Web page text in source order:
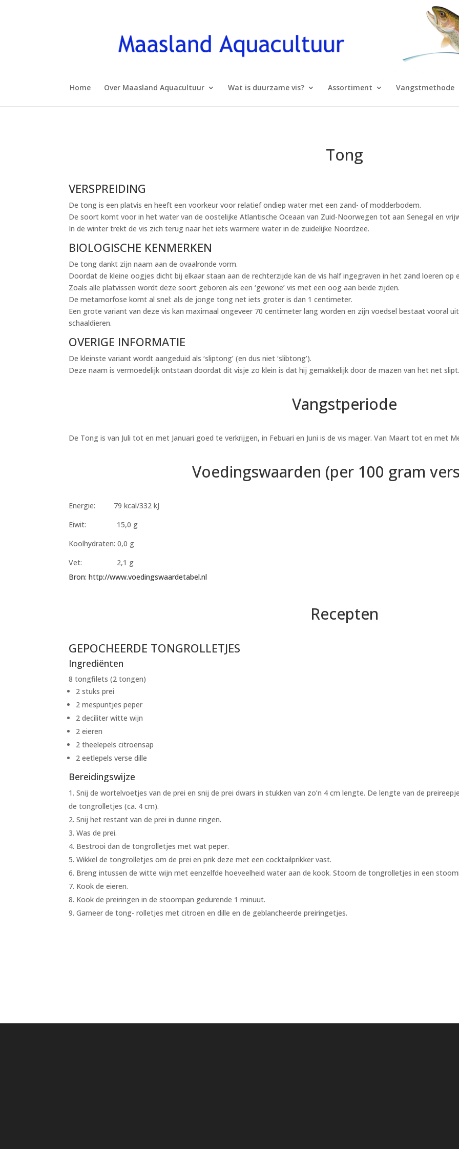
Home Over Maasland Aquacultuur Wat is duurzame vis? Assortiment Vangstmethode
Tong
VERSPREIDING
De tong is een platvis en heeft een voorkeur voor relatief ondiep water met een zand- of modderbodem.
De soort komt voor in het water van de oostelijke Atlantische Oceaan van Zuid-Noorwegen tot aan Senegal en
In de winter trekt de vis zich terug naar het iets warmere water in de zuidelijke Noordzee.
BIOLOGISCHE KENMERKEN
De tong dankt zijn naam aan de ovaalronde vorm.
Doordat de kleine oogjes dicht bij elkaar staan aan de rechterzijde kan de vis half ingegraven in het zand loeren op
Zoals alle platvissen wordt deze soort geboren als een ‘gewone’ vis met een oog aan beide zijden.
De metamorfose komt al snel: als de jonge tong net iets groter is dan 1 centimeter.
Een grote variant van deze vis kan maximaal ongeveer 70 centimeter lang worden en zijn voedsel bestaat vooral
schaaldieren.
OVERIGE INFORMATIE
De kleinste variant wordt aangeduid als ‘sliptong’ (en dus niet ‘slibtong’).
Deze naam is vermoedelijk ontstaan doordat dit visje zo klein is dat hij gemakkelijk door de mazen van het net
Vangstperiode
De Tong is van Juli tot en met Januari goed te verkrijgen, in Febuari en Juni is de vis mager. Van Maart tot en met
Voedingswaarden (per 100 gram
Energie: 79 kcal/332 kJ
Eiwit: 15,0 g
Koolhydraten: 0,0 g
Vet: 2,1 g
Bron: http://www.voedingswaardetabel.nl
Recepten
GEPOCHEERDE TONGROLLETJES
Ingrediënten
8 tongfilets (2 tongen)
2 stuks prei
2 mespuntjes peper
2 deciliter witte wijn
2 eieren
2 theelepels citroensap
2 eetlepels verse dille
Bereidingswijze
Snij de wortelvoetjes van de prei en snij de prei dwars in stukken van zo’n 4 cm lengte. De lengte van de
de tongrolletjes (ca. 4 cm).
Snij het restant van de prei in dunne ringen.
Was de prei.
Bestrooi dan de tongrolletjes met wat peper.
Wikkel de tongrolletjes om de prei en prik deze met een cocktailprikker vast.
Breng intussen de witte wijn met eenzelfde hoeveelheid water aan de kook. Stoom de tongrolletjes in een
Kook de eieren.
Kook de preiringen in de stoompan gedurende 1 minuut.
Garneer de tong- rolletjes met citroen en dille en de geblancheerde preiringetjes.